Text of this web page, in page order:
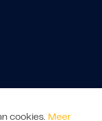
cookies. Meer